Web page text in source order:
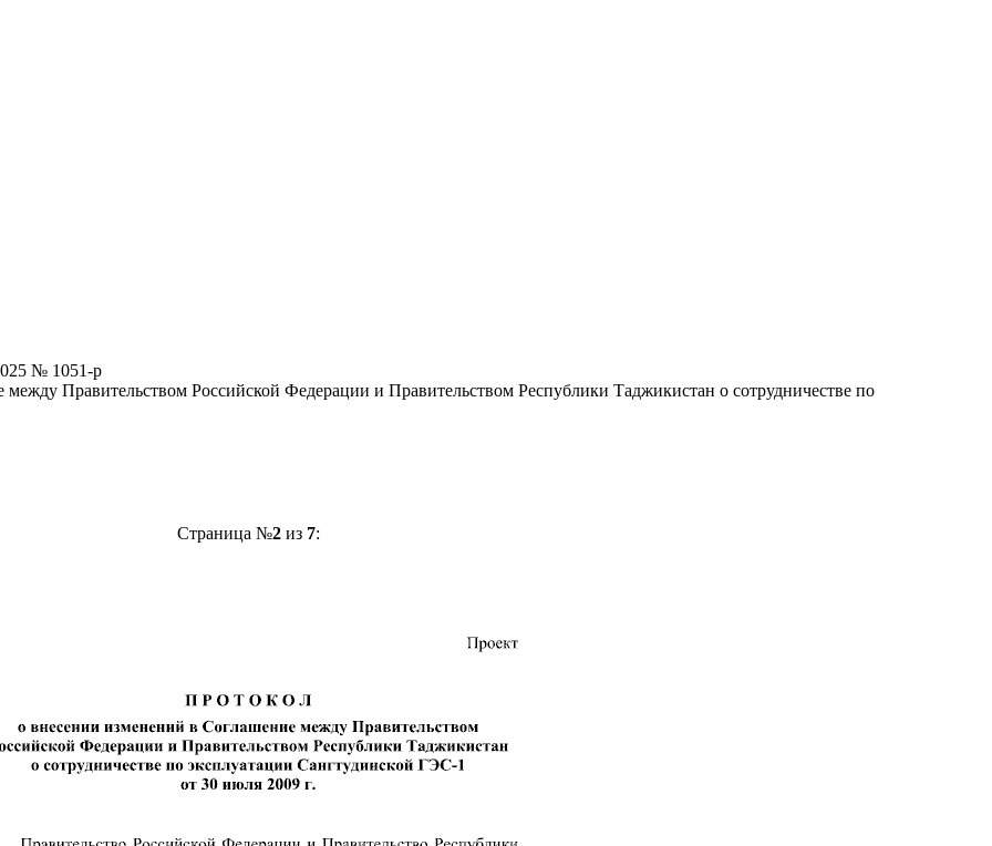
№ 1051-р
Правительством Российской Федерации и Правительством Республики Таджикистан о сотрудничестве по
Страница №2из 7: